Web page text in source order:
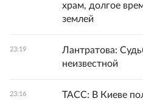
храм, долгое
землей
23:19
Лантратова:
неизвестной
23:16
ТАСС: В Киеве